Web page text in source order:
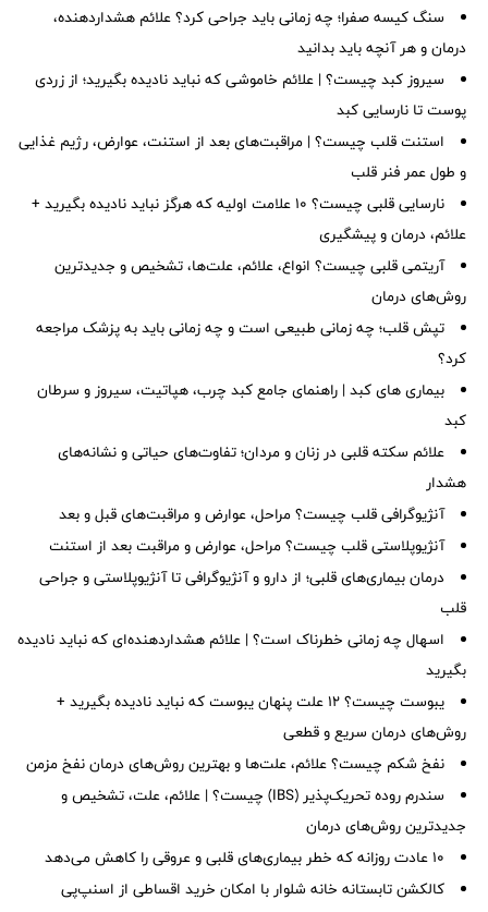
سنگ کیسه صفرا؛ چه زمانی باید جراحی کرد؟ علائم هشداردهنده،
درمان و هر آنچه باید بدانید
سیروز کبد چیست؟ | علائم خاموشی که نباید نادیده بگیرید؛ از زردی
پوست تا نارسایی کبد
استنت قلب چیست؟ | مراقبت‌های بعد از استنت، عوارض، رژیم غذایی
و طول عمر فنر قلب
نارسایی قلبی چیست؟ ۱۰ علامت اولیه که هرگز نباید نادیده بگیرید +
علائم، درمان و پیشگیری
آریتمی قلبی چیست؟ انواع، علائم، علت‌ها، تشخیص و جدیدترین
روش‌های درمان
تپش قلب؛ چه زمانی طبیعی است و چه زمانی باید به پزشک مراجعه
کرد؟
بیماری های کبد | راهنمای جامع کبد چرب، هپاتیت، سیروز و سرطان
کبد
علائم سکته قلبی در زنان و مردان؛ تفاوت‌های حیاتی و نشانه‌های
هشدار
آنژیوگرافی قلب چیست؟ مراحل، عوارض و مراقبت‌های قبل و بعد
آنژیوپلاستی قلب چیست؟ مراحل، عوارض و مراقبت بعد از استنت
درمان بیماری‌های قلبی؛ از دارو و آنژیوگرافی تا آنژیوپلاستی و جراحی
قلب
اسهال چه زمانی خطرناک است؟ | علائم هشداردهنده‌ای که نباید نادیده
بگیرید
یبوست چیست؟ ۱۲ علت پنهان یبوست که نباید نادیده بگیرید +
روش‌های درمان سریع و قطعی
نفخ شکم چیست؟ علائم، علت‌ها و بهترین روش‌های درمان نفخ مزمن
سندرم روده تحریک‌پذیر (IBS) چیست؟ | علائم، علت، تشخیص و
جدیدترین روش‌های درمان
۱۰ عادت روزانه که خطر بیماری‌های قلبی و عروقی را کاهش می‌دهد
کالکشن تابستانه خانه شلوار با امکان خرید اقساطی از اسنپ‌پی